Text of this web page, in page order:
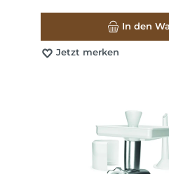
In den
Jetzt merken